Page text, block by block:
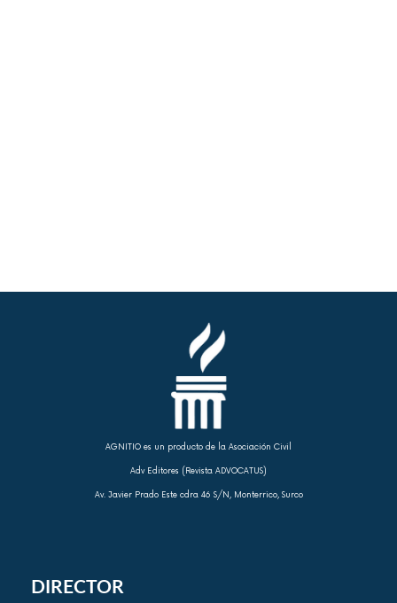
AGNITIO es un producto de la Asociación Civil
Adv Editores (Revista ADVOCATUS)
Av. Javier Prado Este cdra 46 S/N, Monterrico, Surco
DIRECTOR